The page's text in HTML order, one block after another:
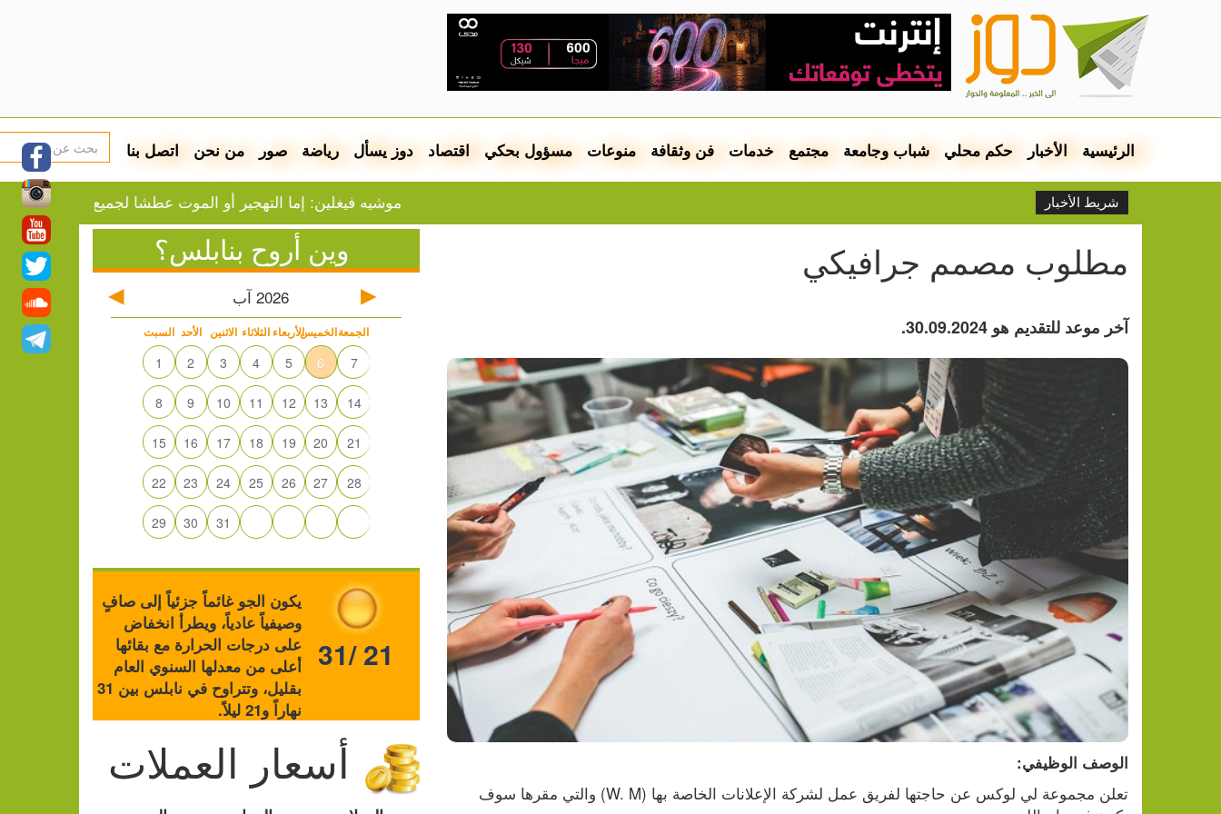
الرئيسية الأخبار حكم محلي شباب وجامعة مجتمع خدمات فن وثقافة منوعات مسؤول بحكي اقتصاد دوز يسأل رياضة صور من نحن اتصل بنا
شريط الأخبار موشيه فيغلين: إما التهجير أو الموت عطشا لجميع سكان غزة
مطلوب مصمم جرافيكي
آخر موعد للتقديم هو 30.09.2024.
الوصف الوظيفي:
وين أروح بنابلس؟
2026 آب
السبت الأحد الاثنين الثلاثاء الأربعاءالخميسالجمعة
1 2 3 4 5 6 7
8 9 10 11 12 13 14
15 16 17 18 19 20 21
22 23 24 25 26 27 28
29 30 31
يكون الجو غائماً جزئياً إلى صافٍ
وصيفياً عادياً، ويطرأ انخفاض
على درجات الحرارة مع بقائها
أعلى من معدلها السنوي العام
بقليل، وتتراوح في نابلس بين 31
نهاراً و21 ليلاً.
31/ 21
أسعار العملات